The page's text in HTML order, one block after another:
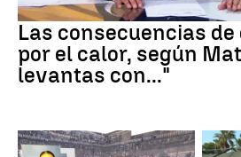
Dormir
Las consecuencias
por el calor, según
levantas con..."